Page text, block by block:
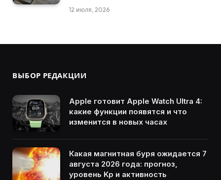
12 июля, 2026
ВЫБОР РЕДАКЦИИ
Apple готовит Apple Watch Ultra 4:
какие функции появятся и что
изменится в новых часах
Какая магнитная буря ожидается 7
августа 2026 года: прогноз,
уровень Kp и активность